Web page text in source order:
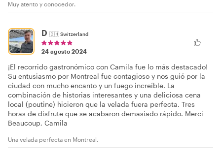
Muy atento y conocedor.
D 🇨🇭Switzerland
24 agosto 2024
¡El recorrido gastronómico con Camila fue lo más destacado!
Su entusiasmo por Montreal fue contagioso y nos guió por la
ciudad con mucho encanto y un fuego increíble. La
combinación de historias interesantes y una deliciosa cena
local (poutine) hicieron que la velada fuera perfecta. Tres
horas de disfrute que se acabaron demasiado rápido. Merci
Beaucoup, Camila
Una velada perfecta en Montreal.